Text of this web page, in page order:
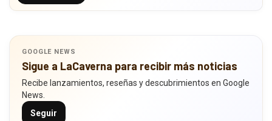
GOOGLE NEWS
Sigue a LaCaverna para recibir más noticias
Recibe lanzamientos, reseñas y descubrimientos en Google
News.
Seguir